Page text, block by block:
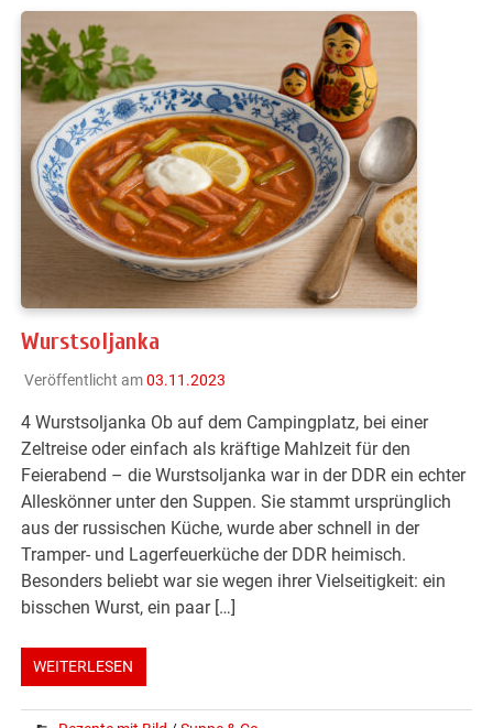
Wurstsoljanka
Veröffentlicht am03.11.2023
4 Wurstsoljanka Ob auf dem Campingplatz, bei einer
Zeltreise oder einfach als kräftige Mahlzeit für den
Feierabend – die Wurstsoljanka war in der DDR ein echter
Alleskönner unter den Suppen. Sie stammt ursprünglich
aus der russischen Küche, wurde aber schnell in der
Tramper- und Lagerfeuerküche der DDR heimisch.
Besonders beliebt war sie wegen ihrer Vielseitigkeit: ein
bisschen Wurst, ein paar […]
WEITERLESEN